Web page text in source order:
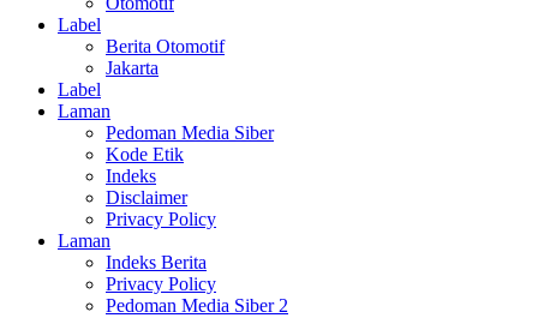
Label
Berita Otomotif
Jakarta
Label
Laman
Pedoman Media Siber
Kode Etik
Indeks
Disclaimer
Privacy Policy
Laman
Indeks Berita
Privacy Policy
Pedoman Media Siber 2